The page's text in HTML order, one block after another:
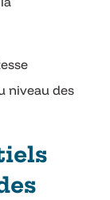
niveau des